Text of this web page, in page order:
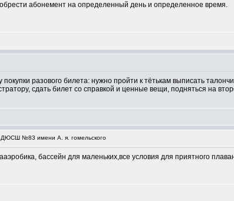
абонемент на определенный день и определенное время.
разового билета: нужно пройти к тётькам выписать
сдать билет со справкой и ценные вещи, подняться на
ДЮСШ №83 имени А. я. гомельского
бассейн для маленьких,все условия для приятного